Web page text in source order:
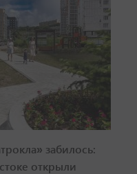
забилось:
открыли